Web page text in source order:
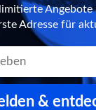
Adresse für
&